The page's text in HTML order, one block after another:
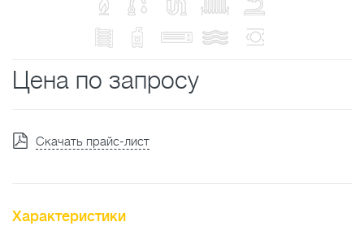
Цена по запросу
Скачать прайс-лист
Характеристики